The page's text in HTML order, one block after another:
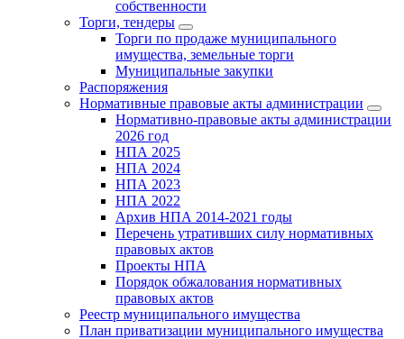
собственности
Торги, тендеры
Торги по продаже муниципального
имущества, земельные торги
Муниципальные закупки
Распоряжения
Нормативные правовые акты администрации
Нормативно-правовые акты администрации
2026 год
НПА 2025
НПА 2024
НПА 2023
НПА 2022
Архив НПА 2014-2021 годы
Перечень утративших силу нормативных
правовых актов
Проекты НПА
Порядок обжалования нормативных
правовых актов
Реестр муниципального имущества
План приватизации муниципального имущества